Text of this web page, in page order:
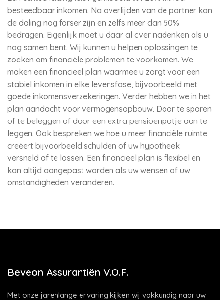
besteedbaar inkomen. Na overlijden van de partner kan
de daling nog forser zijn en zelfs meer dan 50%
bedragen. Eigenlijk moet u daar al over nadenken als u
nog samen bent. Wij kunnen u helpen oplossingen te
zoeken om financiële problemen te voorkomen. We
maken een financieel plan waarmee u zorgt voor een
stabiel inkomen in elke levensfase, bijvoorbeeld met
goede inkomensverzekeringen. Verder hebben we in het
plan aandacht voor vermogensopbouw. Door te sparen
of te beleggen of door een extra pensioenpotje aan te
leggen. Ook bespreken we hoe u meer financiële ruimte
creëert bijvoorbeeld schulden of uw hypotheek
versneld af te lossen. Een financieel plan is flexibel en
kan altijd aangepast worden als uw wensen of uw
omstandigheden veranderen.
Beveon Assurantiën V.O.F.
Met onze jarenlange ervaring kijken wij vakkundig naar uw